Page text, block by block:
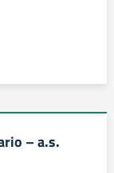
– a.s.